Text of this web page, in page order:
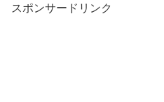
スポンサードリンク